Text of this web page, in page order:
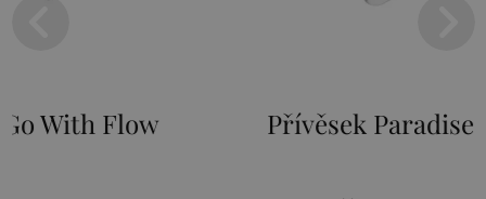
Přívěsek Paradise DP230